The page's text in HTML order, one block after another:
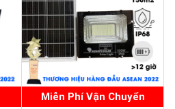
Miễn Phí Vận Chuyển